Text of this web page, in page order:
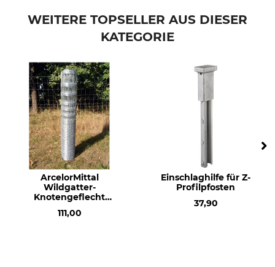
Herstellung
Made in Luxembourg
Rollenlänge
50 m
WEITERE TOPSELLER AUS DIESER
KATEGORIE
ArcelorMittal
Wildgatter-
Knotengeflecht
111,00
Einschlaghilfe für Z-
Profilpfosten
37,90